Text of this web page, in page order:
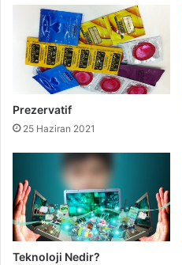
Prezervatif
25 Haziran 2021
Teknoloji Nedir?